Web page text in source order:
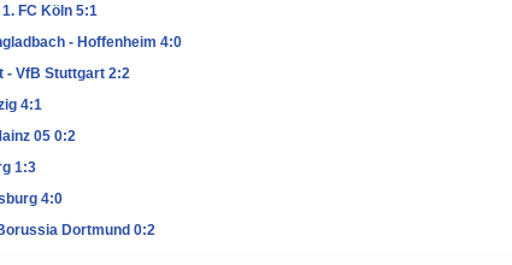
FC Köln 5:1
- Hoffenheim 4:0
- VfB Stuttgart 2:2
4:1
05 0:2
1:3
4:0
Dortmund 0:2